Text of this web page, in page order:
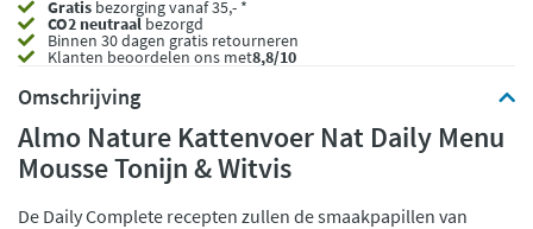
Gratis bezorging vanaf 35,- *
CO2 neutraalbezorgd
Binnen 30 dagen gratis retourneren
Klanten beoordelen ons met8,8/10
Omschrijving
Almo Nature Kattenvoer Nat Daily Menu
Mousse Tonijn & Witvis
De Daily Complete recepten zullen de smaakpapillen van